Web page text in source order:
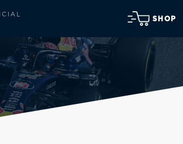
SHOP